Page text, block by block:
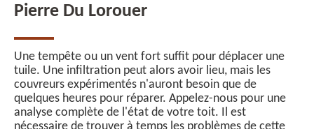
Pierre Du Lorouer
Une tempête ou un vent fort suffit pour déplacer une
tuile. Une infiltration peut alors avoir lieu, mais les
couvreurs expérimentés n'auront besoin que de
quelques heures pour réparer. Appelez-nous pour une
analyse complète de l'état de votre toit. Il est